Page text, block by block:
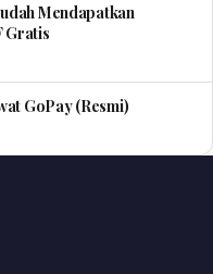
Mendapatkan
Gratis
GoPay (Resmi)